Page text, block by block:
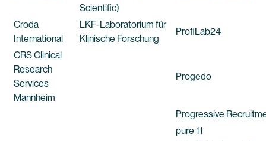
Scientific)
Croda
International
LKF-Laboratorium für
Klinische Forschung
ProfiLab24
CRS Clinical
Research
Services
Mannheim
Progedo
Progressive
pure 11